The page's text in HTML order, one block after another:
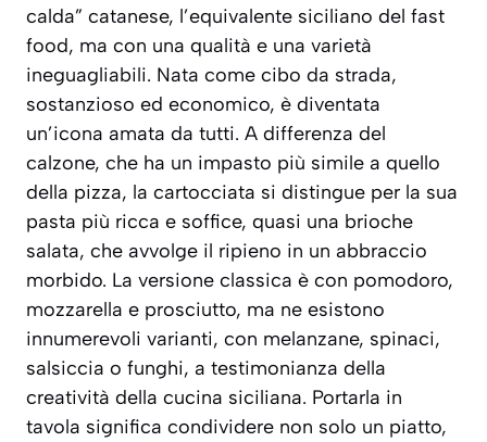
calda” catanese, l’equivalente siciliano del fast
food, ma con una qualità e una varietà
ineguagliabili. Nata come cibo da strada,
sostanzioso ed economico, è diventata
un’icona amata da tutti. A differenza del
calzone, che ha un impasto più simile a quello
della pizza, la cartocciata si distingue per la sua
pasta più ricca e soffice, quasi una brioche
salata, che avvolge il ripieno in un abbraccio
morbido. La versione classica è con pomodoro,
mozzarella e prosciutto, ma ne esistono
innumerevoli varianti, con melanzane, spinaci,
salsiccia o funghi, a testimonianza della
creatività della cucina siciliana. Portarla in
tavola significa condividere non solo un piatto,